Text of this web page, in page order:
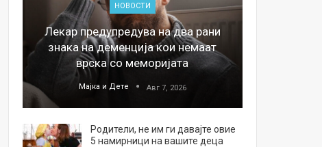
НОВОСТИ
Лекар предупредува на два рани
знака на деменција кои немаат
врска со меморијата
Мајка и Дете Авг 7, 2026
Родители, не им ги давајте овие
5 намирници на вашите деца